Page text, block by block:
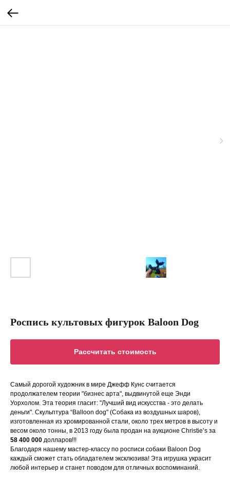
Роспись культовых фигурок Baloon Dog
Рассчитать стоимость
Самый дорогой художник в мире Джефф Кунс считается
продолжателем теории "бизнес арта", выдвинутой еще Энди
Уорхолом. Эта теория гласит: "Лучший вид искусства - это делать
деньги". Скульптура “Balloon dog" (Собака из воздушных шаров),
изготовленная из хромированной стали, около трех метров в высоту и
весом около тонны, в 2013 году была продан на аукционе Christie’s за
58 400 000 долларов!!!
Благодаря нашему мастер-классу по росписи собаки Baloon Dog
каждый сможет стать обладателем эксклюзива! Эта игрушка украсит
любой интерьер и станет поводом для отличных воспоминаний.